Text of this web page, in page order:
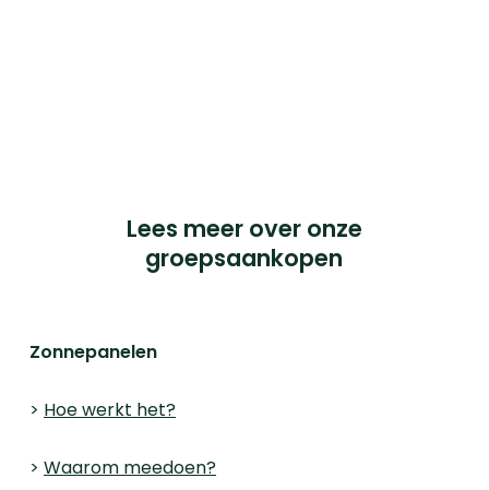
Lees meer over onze
groepsaankopen
Zonnepanelen
> Hoe werkt het?
> Waarom meedoen?